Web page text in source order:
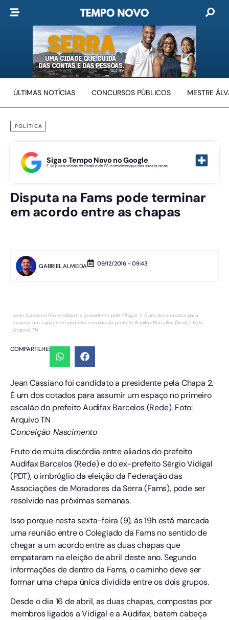
ÚLTIMAS NOTÍCIAS CONCURSOS PÚBLICOS MESTRE
POLÍTICA
Siga o Tempo Novo no Google
E veja as notícias do Brasil e do ES com destaque nas suas buscas
Disputa na Fams pode terminar
em acordo entre as chapas
GABRIEL ALMEIDA 09/12/2016 - 09:43
Jean Cassiano foi candidato a presidente pela Chapa 2. É um dos cotados para
assumir um espaço no primeiro escalão do prefeito Audifax Barcelos (Rede). Foto:
Arquivo TN
COMPARTILHE:
Jean Cassiano foi candidato a presidente pela Chapa 2.
É um dos cotados para assumir um espaço no primeiro
escalão do prefeito Audifax Barcelos (Rede). Foto:
Arquivo TN
Conceição Nascimento
Fruto de muita discórdia entre aliados do prefeito
Audifax Barcelos (Rede) e do ex-prefeito Sérgio Vidigal
(PDT), o imbróglio da eleição da Federação das
Associações de Moradores da Serra (Fams), pode ser
resolvido nas próximas semanas.
Isso porque nesta sexta-feira (9), às 19h está marcada
uma reunião entre o Colegiado da Fams no sentido de
chegar a um acordo entre as duas chapas que
empataram na eleição de abril deste ano. Segundo
informações de dentro da Fams, o caminho deve ser
formar uma chapa única dividida entre os dois grupos.
Desde o dia 16 de abril, as duas chapas, compostas por
membros ligados a Vidigal e a Audifax, batem cabeça